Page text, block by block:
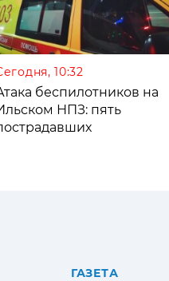
10:32
беспилотников на
НПЗ: пять
ГАЗЕТА